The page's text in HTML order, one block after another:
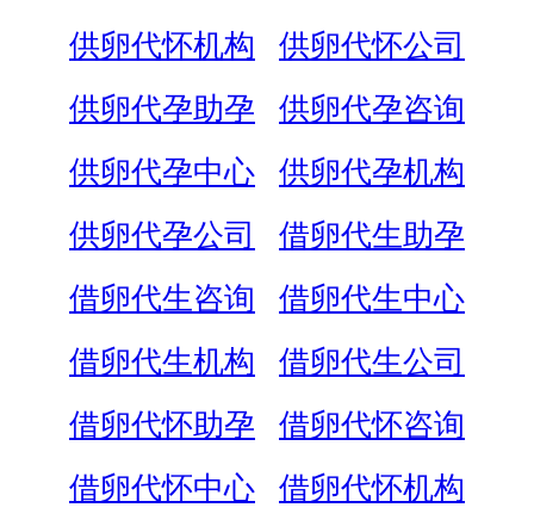
供卵代怀机构
供卵代怀公司
供卵代孕助孕
供卵代孕咨询
供卵代孕中心
供卵代孕机构
供卵代孕公司
借卵代生助孕
借卵代生咨询
借卵代生中心
借卵代生机构
借卵代生公司
借卵代怀助孕
借卵代怀咨询
借卵代怀中心
借卵代怀机构